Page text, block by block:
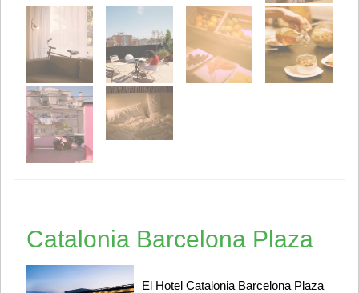
Catalonia Barcelona Plaza
El Hotel Catalonia Barcelona Plaza